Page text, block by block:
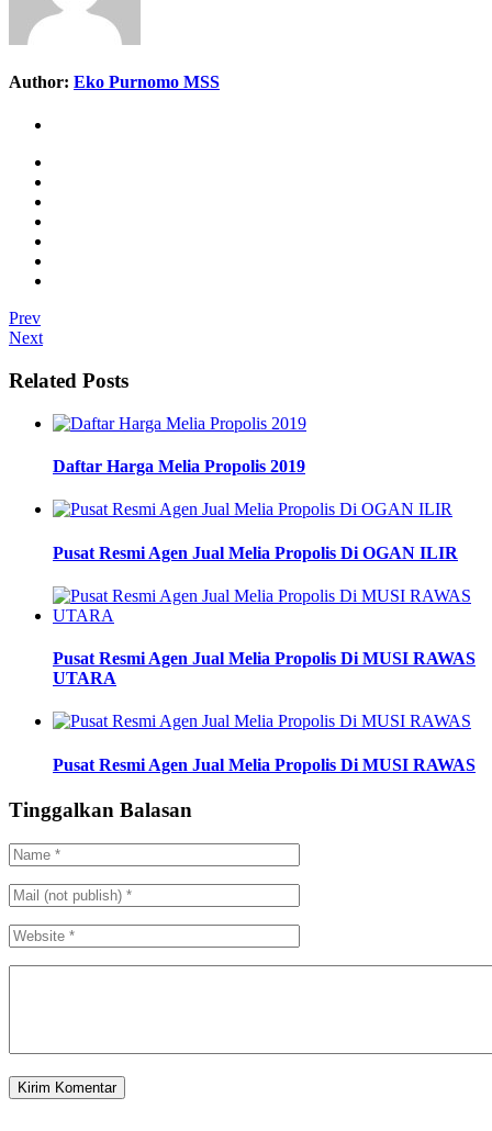
Author: Eko Purnomo MSS
Prev
Next
Related Posts
Daftar Harga Melia Propolis 2019
Pusat Resmi Agen Jual Melia Propolis Di OGAN ILIR
Pusat Resmi Agen Jual Melia Propolis Di MUSI RAWAS
UTARA
Pusat Resmi Agen Jual Melia Propolis Di MUSI RAWAS
Tinggalkan Balasan